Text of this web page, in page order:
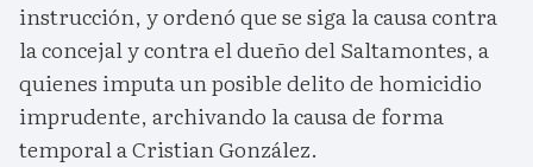
instrucción, y ordenó que se siga la causa contra
la concejal y contra el dueño del Saltamontes, a
quienes imputa un posible delito de homicidio
imprudente, archivando la causa de forma
temporal a Cristian González.